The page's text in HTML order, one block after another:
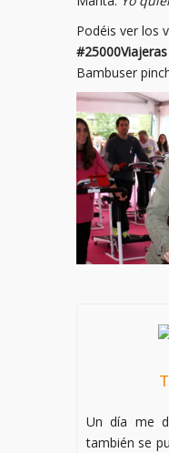
Podéis ver los
#25000Viajeras
Bambuser
Un día me
también se